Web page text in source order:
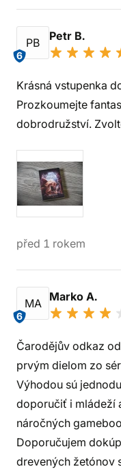
PB
6
Petr B.
Krásná vstupenka
Prozkoumejte
dobrodružství.
před 1 rokem
MA
6
Marko A.
Čarodějův odkaz
prvým dielom zo
Výhodou sú
doporučiť i mládeží
náročných
Doporučujem
drevených žetónov